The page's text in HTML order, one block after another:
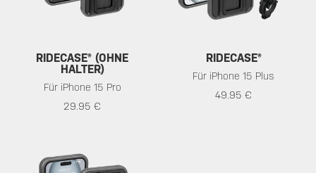
RIDECASE® (OHNE
HALTER)
Für iPhone 15 Pro
29.95 €
RIDECASE®
Für iPhone 15 Plus
49.95 €